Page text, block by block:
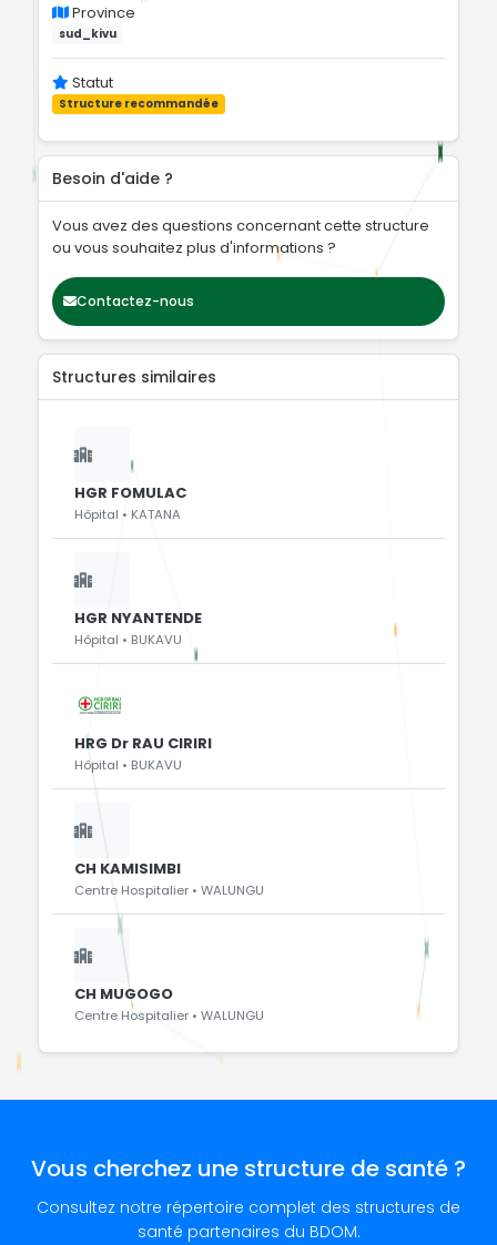
Province
sud_kivu
Statut
Structure recommandée
Besoin d'aide ?
Vous avez des questions concernant cette structure
ou vous souhaitez plus d'informations ?
Contactez-nous
Structures similaires
HGR FOMULAC
Hôpital • KATANA
HGR NYANTENDE
Hôpital • BUKAVU
HRG Dr RAU CIRIRI
Hôpital • BUKAVU
CH KAMISIMBI
Centre Hospitalier • WALUNGU
CH MUGOGO
Centre Hospitalier • WALUNGU
Vous cherchez une structure de santé ?
Consultez notre répertoire complet des structures de
santé partenaires du BDOM.